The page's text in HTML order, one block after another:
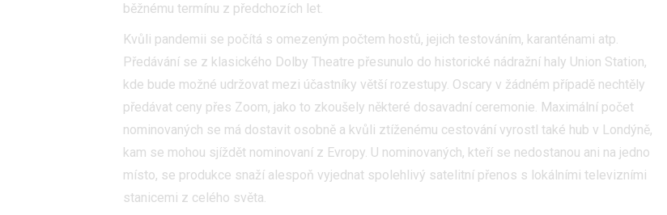
běžnému termínu z předchozích let.
Kvůli pandemii se počítá s omezeným počtem hostů, jejich testováním, karanténami atp.
Předávání se z klasického Dolby Theatre přesunulo do historické nádražní haly Union Station,
kde bude možné udržovat mezi účastníky větší rozestupy. Oscary v žádném případě nechtěly
předávat ceny přes Zoom, jako to zkoušely některé dosavadní ceremonie. Maximální počet
nominovaných se má dostavit osobně a kvůli ztíženému cestování vyrostl také hub v Londýně,
kam se mohou sjíždět nominovaní z Evropy. U nominovaných, kteří se nedostanou ani na jedno
místo, se produkce snaží alespoň vyjednat spolehlivý satelitní přenos s lokálními televizními
stanicemi z celého světa.